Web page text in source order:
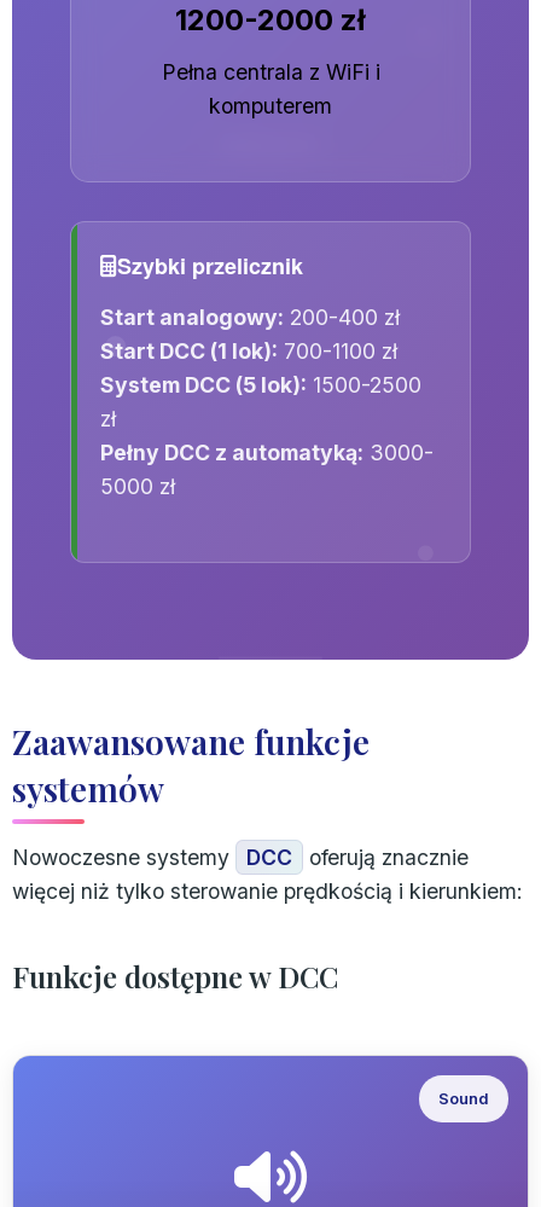
1200-2000 zł
Pełna centrala z WiFi i
komputerem
Szybki przelicznik
Start analogowy: 200-400 zł
Start DCC (1 lok): 700-1100 zł
System DCC (5 lok): 1500-2500
zł
Pełny DCC z automatyką: 3000-
5000 zł
Zaawansowane funkcje
systemów
Nowoczesne systemy DCC
oferują znacznie
więcej niż tylko sterowanie prędkością i kierunkiem:
Funkcje dostępne w DCC
Sound